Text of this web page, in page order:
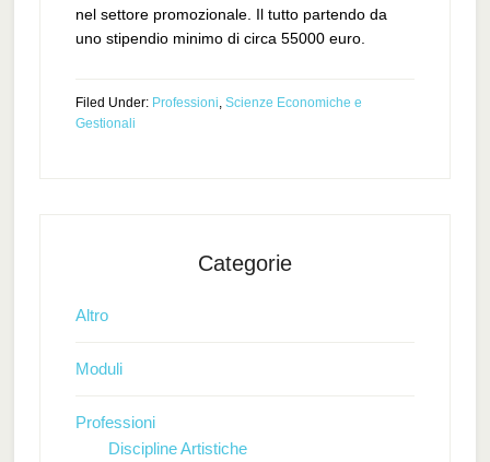
nel settore promozionale. Il tutto partendo da
uno stipendio minimo di circa 55000 euro.
Filed Under: Professioni, Scienze Economiche e
Gestionali
Categorie
Altro
Moduli
Professioni
Discipline Artistiche